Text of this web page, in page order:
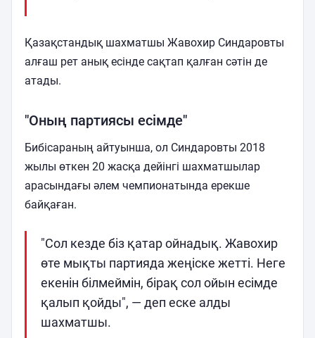
Қазақстандық шахматшы Жавохир Синдаровты
алғаш рет анық есінде сақтап қалған сәтін де
атады.
"Оның партиясы есімде"
Бибісараның айтуынша, ол Синдаровты 2018
жылы өткен 20 жасқа дейінгі шахматшылар
арасындағы әлем чемпионатында ерекше
байқаған.
"Сол кезде біз қатар ойнадық. Жавохир
өте мықты партияда жеңіске жетті. Неге
екенін білмеймін, бірақ сол ойын есімде
қалып қойды", — деп еске алды
шахматшы.